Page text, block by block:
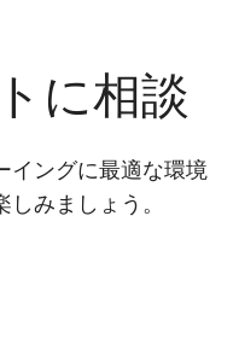
に相談
イングに最適な環境
みましょう。